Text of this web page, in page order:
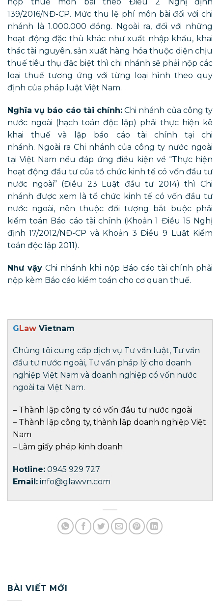
nộp thuế môn bài theo Điều 2 Nghị định
139/2016/NĐ-CP. Mức thu lệ phí môn bài đối với chi
nhánh là 1.000.000 đồng. Ngoài ra, đối với những
hoạt động đặc thù khác như xuất nhập khẩu, khai
thác tài nguyên, sản xuất hàng hóa thuộc diện chịu
thuế tiêu thụ đặc biệt thì chi nhánh sẽ phải nộp các
loại thuế tương ứng với từng loại hình theo quy
định của pháp luật Việt Nam.
Nghĩa vụ báo cáo tài chính: Chi nhánh của công ty
nước ngoài (hạch toán độc lập) phải thực hiện kê
khai thuế và lập báo cáo tài chính tại chi
nhánh. Ngoài ra Chi nhánh của công ty nước ngoài
tại Việt Nam nếu đáp ứng điều kiện về “Thực hiện
hoạt động đầu tư của tổ chức kinh tế có vốn đầu tư
nước ngoài” (Điều 23 Luật đầu tư 2014) thì Chi
nhánh được xem là tổ chức kinh tế có vốn đầu tư
nước ngoài, nên thuộc đối tượng bắt buộc phải
kiểm toán Báo cáo tài chính (Khoản 1 Điều 15 Nghị
định 17/2012/NĐ-CP và Khoản 3 Điều 9 Luật Kiểm
toán độc lập 2011).
Như vậy Chi nhánh khi nộp Báo cáo tài chính phải
nộp kèm Báo cáo kiểm toán cho cơ quan thuế.
GLaw Vietnam
Chúng tôi cung cấp dịch vụ Tư vấn luật, Tư vấn
đầu tư nước ngoài, Tư vấn pháp lý cho doanh
nghiệp Việt Nam và doanh nghiệp có vốn nước
ngoài tại Việt Nam.
– Thành lập công ty có vốn đầu tư nước ngoài
– Thành lập công ty, thành lập doanh nghiệp Việt
Nam
– Làm giấy phép kinh doanh
Hotline: 0945 929 727
Email: info@glawvn.com
BÀI VIẾT MỚI